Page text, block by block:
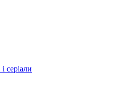
серіали